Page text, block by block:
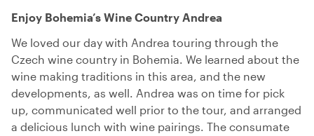
Enjoy Bohemia’s Wine Country Andrea
We loved our day with Andrea touring through the
Czech wine country in Bohemia. We learned about the
wine making traditions in this area, and the new
developments, as well. Andrea was on time for pick
up, communicated well prior to the tour, and arranged
a delicious lunch with wine pairings. The consumate